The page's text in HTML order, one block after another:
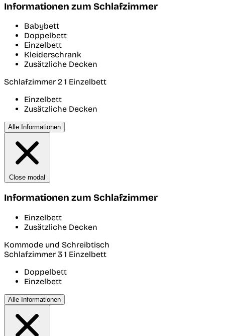
Informationen zum Schlafzimmer
Babybett
Doppelbett
Einzelbett
Kleiderschrank
Zusätzliche Decken
Schlafzimmer 2 1 Einzelbett
Einzelbett
Zusätzliche Decken
Alle Informationen
Close modal
Informationen zum Schlafzimmer
Einzelbett
Zusätzliche Decken
Kommode und Schreibtisch
Schlafzimmer 3 1 Einzelbett
Doppelbett
Einzelbett
Alle Informationen